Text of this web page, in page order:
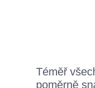
Téměř
poměrně